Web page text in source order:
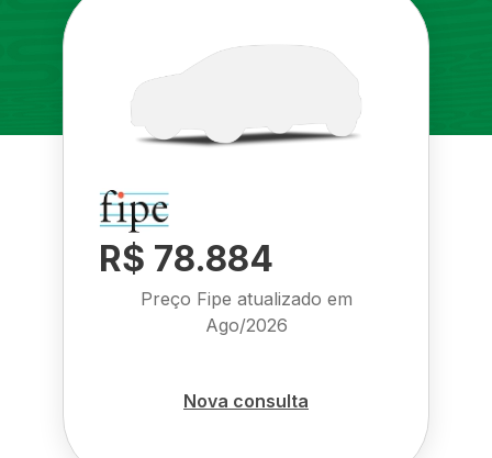
R$ 78.884
Preço Fipe atualizado em
Ago/2026
Nova consulta